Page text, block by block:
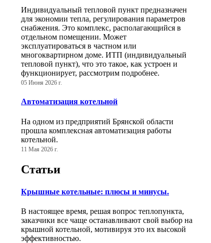
Индивидуальный тепловой пункт предназначен
для экономии тепла, регулирования параметров
снабжения. Это комплекс, располагающийся в
отдельном помещении. Может
эксплуатироваться в частном или
многоквартирном доме. ИТП (индивидуальный
тепловой пункт), что это такое, как устроен и
функционирует, рассмотрим подробнее.
05 Июня 2026 г.
Автоматизация котельной
На одном из предприятий Брянской области
прошла комплексная автоматизация работы
котельной.
11 Мая 2026 г.
Статьи
Крышные котельные: плюсы и минусы.
В настоящее время, решая вопрос теплопункта,
заказчики все чаще останавливают свой выбор на
крышной котельной, мотивируя это их высокой
эффективностью.